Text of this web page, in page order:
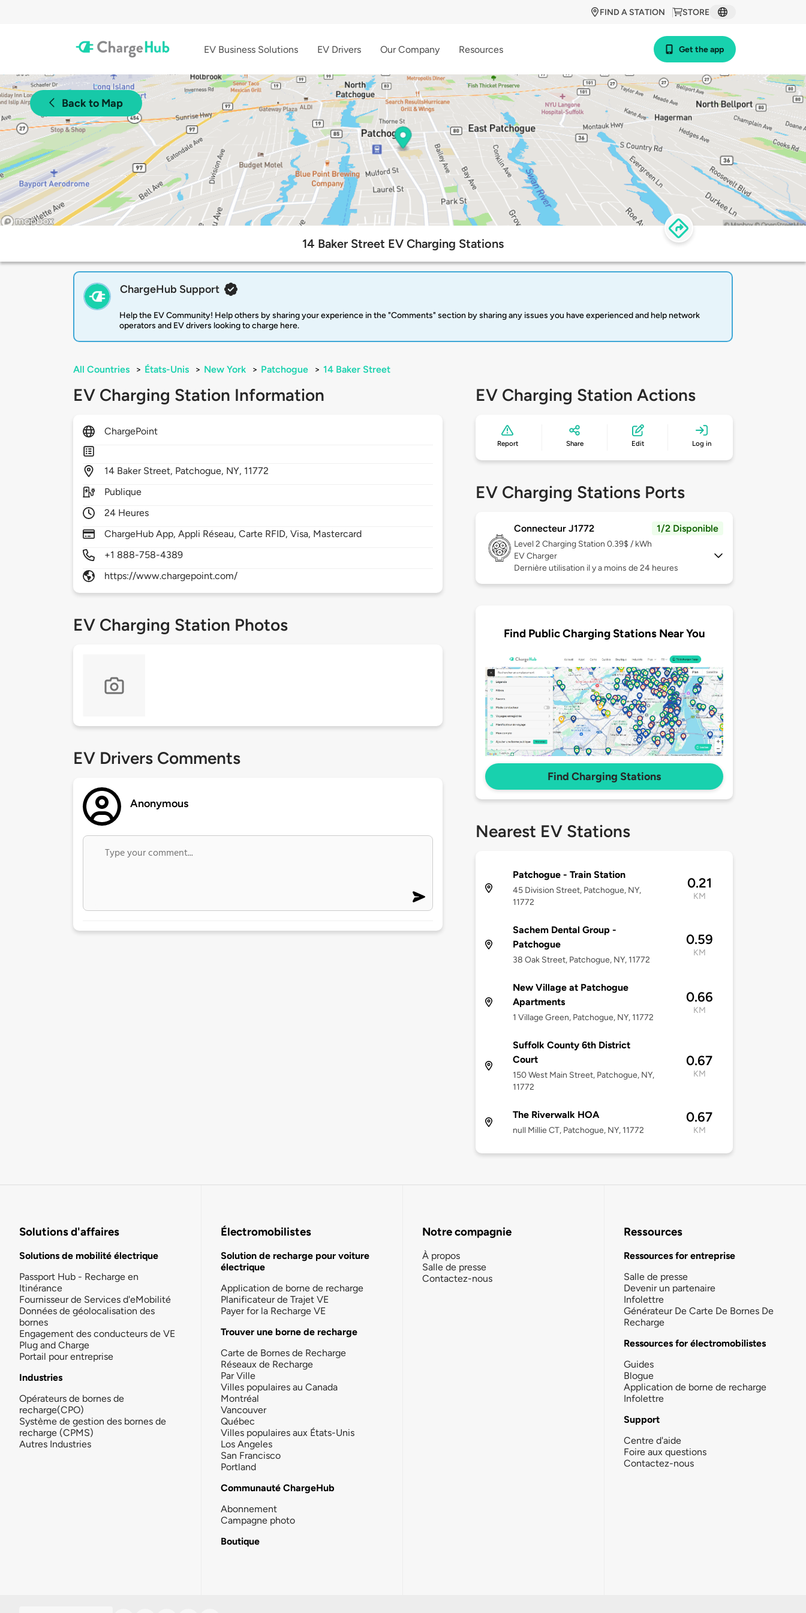
STORE
FIND A STATION
EV Business Solutions EV Drivers Our Company Resources Get the app
Back to Map
14 Baker Street EV Charging Stations
ChargeHub Support
Help the EV Community! Help others by sharing your experience in the "Comments" section by sharing any issues you have experienced and help network
operators and EV drivers looking to charge here.
All Countries > États-Unis > New York > Patchogue > 14 Baker Street
EV Charging Station Information
ChargePoint
14 Baker Street, Patchogue, NY, 11772
Publique
24 Heures
ChargeHub App, Appli Réseau, Carte RFID, Visa, Mastercard
+1 888-758-4389
https://www.chargepoint.com/
EV Charging Station Photos
EV Drivers Comments
Anonymous
EV Charging Station Actions
Report Share Edit Log in
EV Charging Stations Ports
Connecteur J1772 1/2 Disponible
Level 2 Charging Station 0.39$ / kWh
EV Charger
Dernière utilisation il y a moins de 24 heures
Find Public Charging Stations Near You
Find Charging Stations
Nearest EV Stations
Patchogue - Train Station
45 Division Street, Patchogue, NY,
11772
0.21
KM
Sachem Dental Group -
Patchogue
38 Oak Street, Patchogue, NY, 11772
0.59
KM
New Village at Patchogue
Apartments
1 Village Green, Patchogue, NY, 11772
0.66
KM
Suffolk County 6th District
Court
150 West Main Street, Patchogue, NY,
11772
0.67
KM
The Riverwalk HOA
null Millie CT, Patchogue, NY, 11772
0.67
KM
Solutions d'affaires
Solutions de mobilité électrique
Passport Hub - Recharge en
Itinérance
Fournisseur de Services d'eMobilité
Données de géolocalisation des
bornes
Engagement des conducteurs de VE
Plug and Charge
Portail pour entreprise
Industries
Opérateurs de bornes de
recharge(CPO)
Système de gestion des bornes de
recharge (CPMS)
Autres Industries
Électromobilistes
Solution de recharge pour voiture
électrique
Application de borne de recharge
Planificateur de Trajet VE
Payer for la Recharge VE
Trouver une borne de recharge
Carte de Bornes de Recharge
Réseaux de Recharge
Par Ville
Villes populaires au Canada
Montréal
Vancouver
Québec
Villes populaires aux États-Unis
Los Angeles
San Francisco
Portland
Communauté ChargeHub
Abonnement
Campagne photo
Boutique
Notre compagnie
À propos
Salle de presse
Contactez-nous
Ressources
Ressources for entreprise
Salle de presse
Devenir un partenaire
Infolettre
Générateur De Carte De Bornes De
Recharge
Ressources for électromobilistes
Guides
Blogue
Application de borne de recharge
Infolettre
Support
Centre d'aide
Foire aux questions
Contactez-nous